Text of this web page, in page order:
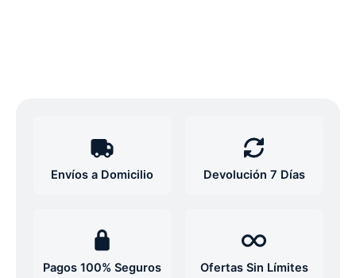
Envíos a Domicilio Devolución 7 Días
Pagos 100% Seguros Ofertas Sin Límites